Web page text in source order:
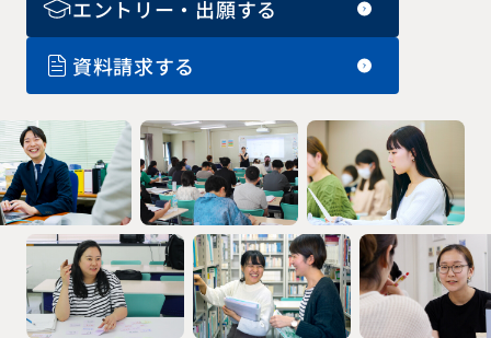
エントリー・出願する
資料請求する